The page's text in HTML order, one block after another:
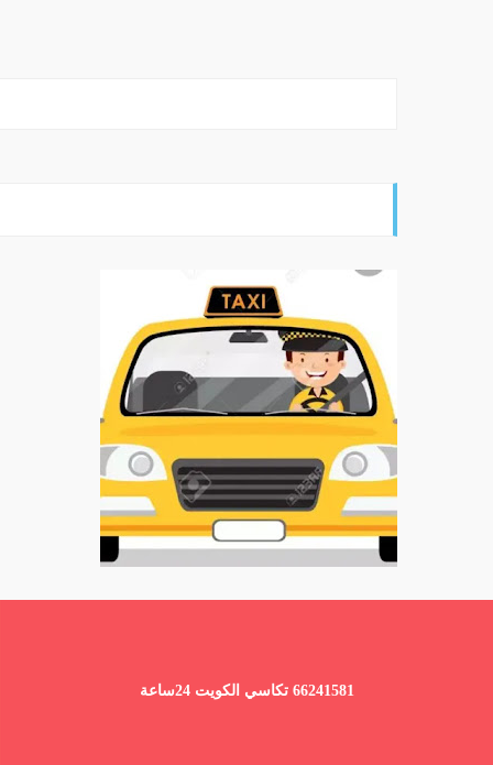
66241581 تكاسي الكويت 24ساعة